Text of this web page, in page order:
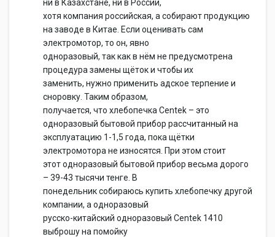
ни в Казахстане, ни в России,
хотя компания российская, а собирают продукцию
на заводе в Китае. Если оценивать сам
электромотор, то он, явно
одноразовый, так как в нём не предусмотрена
процедура замены щёток и чтобы их
заменить, нужно применить адское терпение и
сноровку. Таким образом,
получается, что хлебопечка Centek – это
одноразовый бытовой прибор рассчитанный на
эксплуатацию 1-1,5 года, пока щётки
электромотора не износятся. При этом стоит
этот одноразовый бытовой прибор весьма дорого
– 39-43 тысячи тенге. В
понедельник собираюсь купить хлебопечку другой
компании, а одноразовый
русско-китайский одноразовый Centek 1410
выброшу на помойку